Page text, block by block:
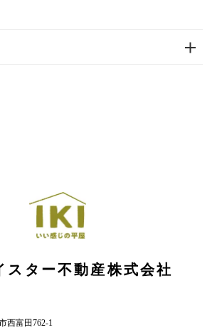
スター不動産株式会社
西富田762-1